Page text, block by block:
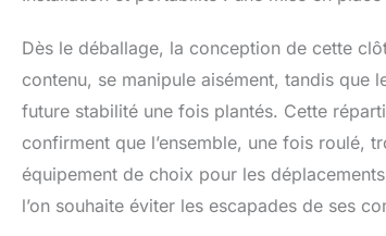
Dès le déballage, la conception de cette
contenu, se manipule aisément, tandis
future stabilité une fois plantés. Cette
confirment que l’ensemble, une fois roulé,
équipement de choix pour les
l’on souhaite éviter les escapades de ses